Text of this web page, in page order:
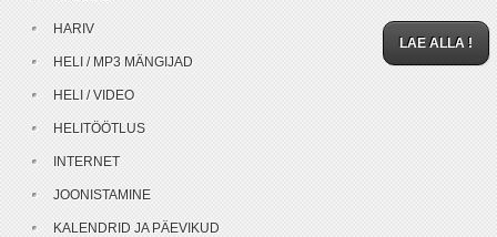
LAE ALLA !
HARIV
HELI / MP3 MÄNGIJAD
HELI / VIDEO
HELITÖÖTLUS
INTERNET
JOONISTAMINE
KALENDRID JA PÄEVIKUD